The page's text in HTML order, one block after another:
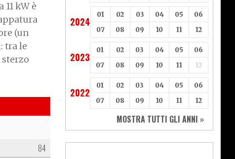
kW è
(un
tra le
sterzo
84
2024
01 02 03 04 05
06
07
08 09 10 11 12
2023
01 02 03 04 05
06
07
08 09 10 11 12
2022
01 02 03 04 05
06
07
08 09 10 11 12
MOSTRA TUTTI GLI ANNI »